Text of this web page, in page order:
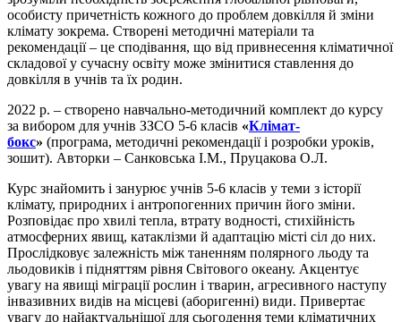
особисту причетність кожного до проблем довкілля й зміни
клімату зокрема. Створені методичні матеріали та
рекомендації – це сподівання, що від привнесення кліматичної
складової у сучасну освіту може змінитися ставлення до
довкілля в учнів та їх родин.
2022 р. – створено навчально-методичний комплект до курсу
за вибором для учнів ЗЗСО 5-6 класів «Клімат-
бокс» (програма, методичні рекомендації і розробки уроків,
зошит). Авторки – Санковська І.М., Пруцакова О.Л.
Курс знайомить і занурює учнів 5-6 класів у теми з історії
клімату, природних і антропогенних причин його зміни.
Розповідає про хвилі тепла, втрату водності, стихійність
атмосферних явищ, катаклізми й адаптацію місті сіл до них.
Прослідковує залежність між таненням полярного льоду та
льодовиків і підняттям рівня Світового океану. Акцентує
увагу на явищі міграції рослин і тварин, агресивного наступу
інвазивних видів на місцеві (аборигенні) види. Привертає
увагу до найактуальнішої для сьогодення теми кліматичних